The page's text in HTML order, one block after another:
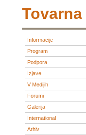
Tovarna
Informacije
Program
Podpora
Izjave
V Medijih
Forumi
Galerija
International
Arhiv